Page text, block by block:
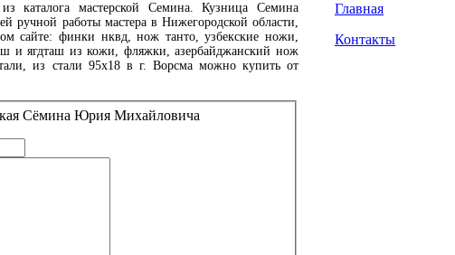
каталога мастерской Семина. Кузница Семина
ручной работы мастера в Нижегородской области,
сайте: финки нквд, нож танто, узбекские ножи,
и ягдташ из кожи, фляжки, азербайджанский нож
из стали 95х18 в г. Ворсма можно купить от
Сёмина Юрия Михайловича
Главная
Контакты